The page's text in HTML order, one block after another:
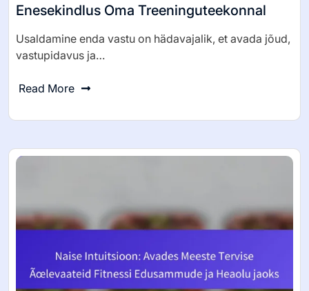
Enesekindlus Oma Treeninguteekonnal
Usaldamine enda vastu on hädavajalik, et avada jõud,
vastupidavus ja…
Read More